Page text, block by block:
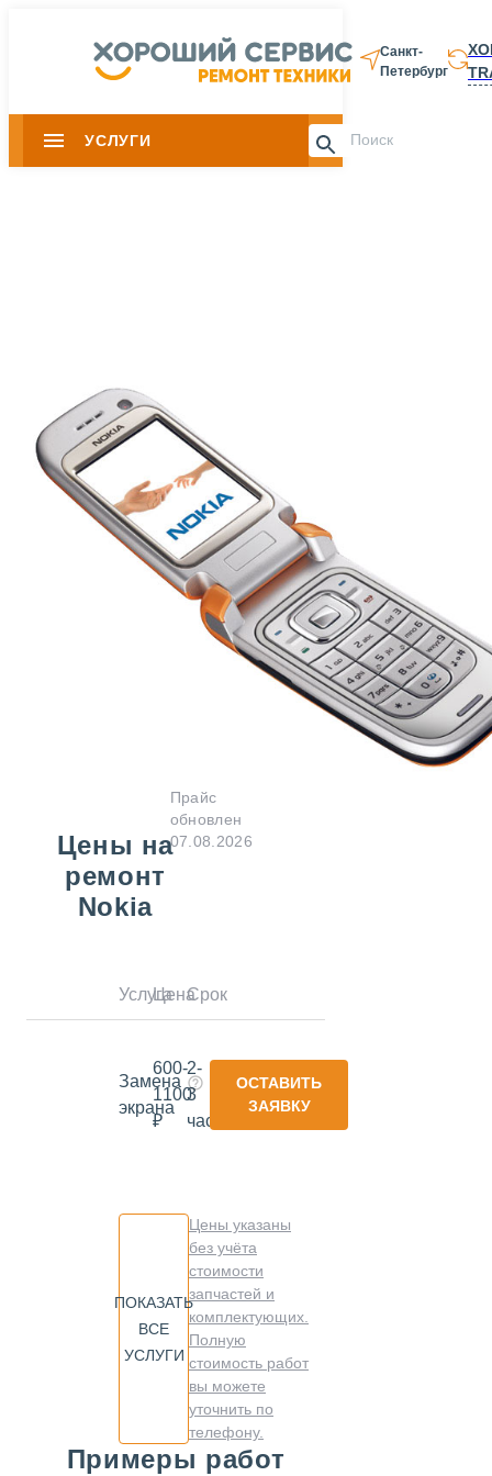
Санкт-
Петербург
УСЛУГИ 8 812 337-
Цены на
ремонт
Nokia
Прайс
обновлен
07.08.2026
УслугаЦенаСрок
Замена
экрана
600-
1100
₽
2-
3
часа
ОСТАВИТЬ
ЗАЯВКУ
ПОКАЗАТЬ
ВСЕ
УСЛУГИ
Цены указаны
без учёта
стоимости
запчастей и
комплектующих.
Полную
стоимость работ
вы можете
уточнить по
телефону.
Примеры работ